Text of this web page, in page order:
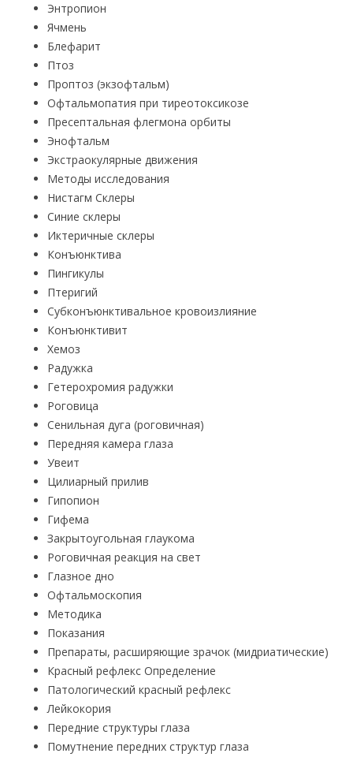
Энтропион
Ячмень
Блефарит
Птоз
Проптоз (экзофтальм)
Офтальмопатия при тиреотоксикозе
Пресептальная флегмона орбиты
Энофтальм
Экстраокулярные движения
Методы исследования
Нистагм Склеры
Синие склеры
Иктеричные склеры
Конъюнктива
Пингикулы
Птеригий
Субконъюнктивальное кровоизлияние
Конъюнктивит
Хемоз
Радужка
Гетерохромия радужки
Роговица
Сенильная дуга (роговичная)
Передняя камера глаза
Увеит
Цилиарный прилив
Гипопион
Гифема
Закрытоугольная глаукома
Роговичная реакция на свет
Глазное дно
Офтальмоскопия
Методика
Показания
Препараты, расширяющие зрачок (мидриатические)
Красный рефлекс Определение
Патологический красный рефлекс
Лейкокория
Передние структуры глаза
Помутнение передних структур глаза